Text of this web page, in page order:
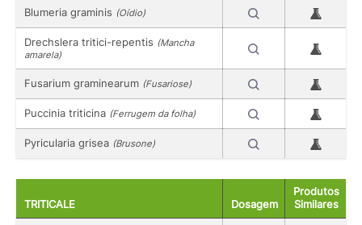
Blumeria graminis (Oídio)
Drechslera tritici-repentis (Mancha
amarela)
Fusarium graminearum (Fusariose)
Puccinia triticina (Ferrugem da folha)
Pyricularia grisea (Brusone)
TRITICALE Dosagem
Produtos
Similares